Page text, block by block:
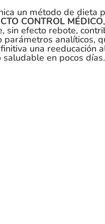
un método de dieta
CONTROL MÉDICO
sin efecto rebote,
analíticos,
una reeducación
en pocos días.